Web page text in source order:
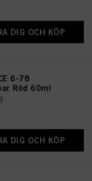
DIG OCH KÖP
6-78
Röd 60ml
DIG OCH KÖP